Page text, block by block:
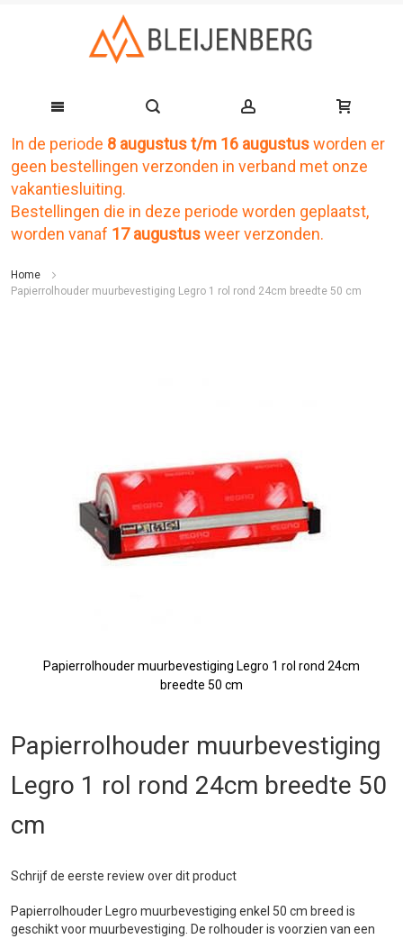
Ga
naar
de
inhoud
In de periode 8 augustus t/m 16 augustusworden er
geen bestellingen verzonden in verband met onze
vakantiesluiting.
Bestellingen die in deze periode worden geplaatst,
worden vanaf 17 augustusweer verzonden.
Home
Papierrolhouder muurbevestiging Legro 1 rol rond 24cm breedte 50 cm
Papierrolhouder muurbevestiging Legro 1 rol rond 24cm
breedte 50 cm
het
van
de
gallerij
Papierrolhouder muurbevestiging
Legro 1 rol rond 24cm breedte 50
cm
Schrijf de eerste review over dit product
Papierrolhouder Legro muurbevestiging enkel 50 cm breed is
geschikt voor muurbevestiging. De rolhouder is voorzien van een